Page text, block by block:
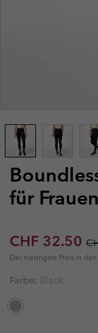
für Frauen
Sale price:
CHF 32.50
Der niedrigste Preis in
Farbe: Black